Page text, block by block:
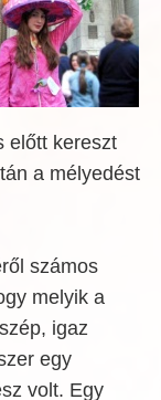
előtt kereszt
a mélyedést
számos
melyik a
igaz
egy
volt. Egy